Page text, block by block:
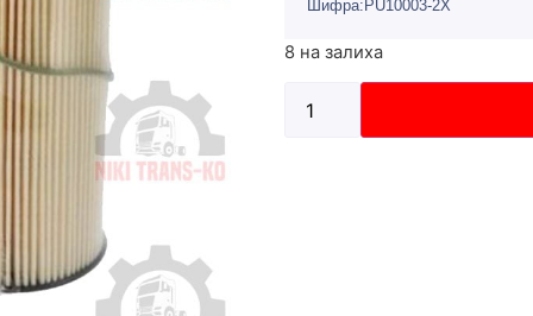
Шифра:PU10003-2X
8 на залиха